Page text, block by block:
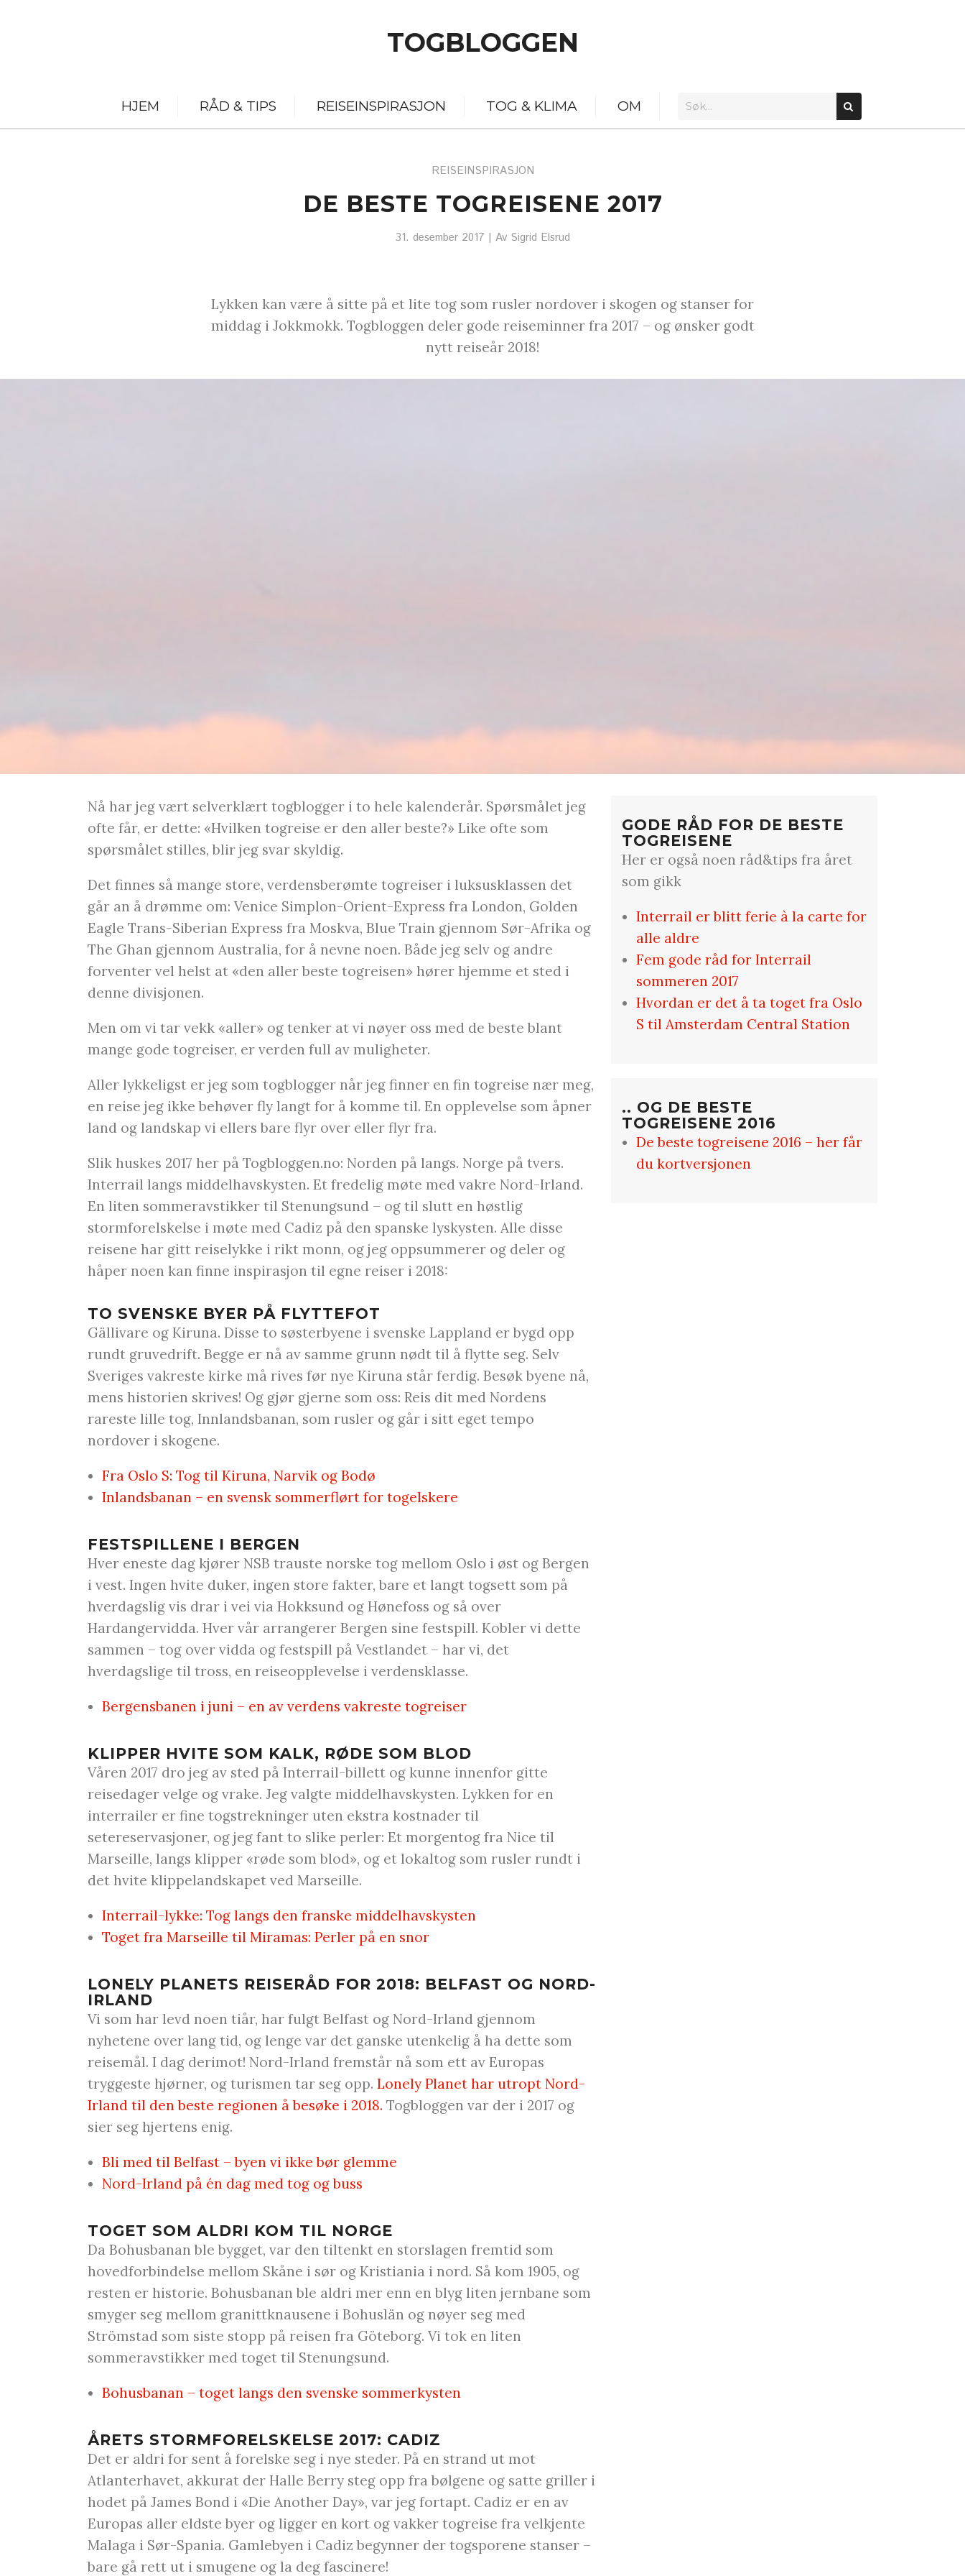
TOGBLOGGEN
HJEM RÅD & TIPS REISEINSPIRASJON TOG & KLIMA OM
REISEINSPIRASJON
DE BESTE TOGREISENE 2017
31. desember 2017 | Av Sigrid Elsrud
Lykken kan være å sitte på et lite tog som rusler nordover i skogen og stanser for
middag i Jokkmokk. Togbloggen deler gode reiseminner fra 2017 – og ønsker godt
nytt reiseår 2018!
Nå har jeg vært selverklært togblogger i to hele kalenderår. Spørsmålet jeg
ofte får, er dette: «Hvilken togreise er den aller beste?» Like ofte som
spørsmålet stilles, blir jeg svar skyldig.
Det finnes så mange store, verdensberømte togreiser i luksusklassen det
går an å drømme om: Venice Simplon-Orient-Express fra London, Golden
Eagle Trans-Siberian Express fra Moskva, Blue Train gjennom Sør-Afrika og
The Ghan gjennom Australia, for å nevne noen. Både jeg selv og andre
forventer vel helst at «den aller beste togreisen» hører hjemme et sted i
denne divisjonen.
Men om vi tar vekk «aller» og tenker at vi nøyer oss med de beste blant
mange gode togreiser, er verden full av muligheter.
Aller lykkeligst er jeg som togblogger når jeg finner en fin togreise nær meg,
en reise jeg ikke behøver fly langt for å komme til. En opplevelse som åpner
land og landskap vi ellers bare flyr over eller flyr fra.
Slik huskes 2017 her på Togbloggen.no: Norden på langs. Norge på tvers.
Interrail langs middelhavskysten. Et fredelig møte med vakre Nord-Irland.
En liten sommeravstikker til Stenungsund – og til slutt en høstlig
stormforelskelse i møte med Cadiz på den spanske lyskysten. Alle disse
reisene har gitt reiselykke i rikt monn, og jeg oppsummerer og deler og
håper noen kan finne inspirasjon til egne reiser i 2018:
TO SVENSKE BYER PÅ FLYTTEFOT
Gällivare og Kiruna. Disse to søsterbyene i svenske Lappland er bygd opp
rundt gruvedrift. Begge er nå av samme grunn nødt til å flytte seg. Selv
Sveriges vakreste kirke må rives før nye Kiruna står ferdig. Besøk byene nå,
mens historien skrives! Og gjør gjerne som oss: Reis dit med Nordens
rareste lille tog, Innlandsbanan, som rusler og går i sitt eget tempo
nordover i skogene.
Fra Oslo S: Tog til Kiruna, Narvik og Bodø
Inlandsbanan – en svensk sommerflørt for togelskere
FESTSPILLENE I BERGEN
Hver eneste dag kjører NSB trauste norske tog mellom Oslo i øst og Bergen
i vest. Ingen hvite duker, ingen store fakter, bare et langt togsett som på
hverdagslig vis drar i vei via Hokksund og Hønefoss og så over
Hardangervidda. Hver vår arrangerer Bergen sine festspill. Kobler vi dette
sammen – tog over vidda og festspill på Vestlandet – har vi, det
hverdagslige til tross, en reiseopplevelse i verdensklasse.
Bergensbanen i juni – en av verdens vakreste togreiser
KLIPPER HVITE SOM KALK, RØDE SOM BLOD
Våren 2017 dro jeg av sted på Interrail-billett og kunne innenfor gitte
reisedager velge og vrake. Jeg valgte middelhavskysten. Lykken for en
interrailer er fine togstrekninger uten ekstra kostnader til
setereservasjoner, og jeg fant to slike perler: Et morgentog fra Nice til
Marseille, langs klipper «røde som blod», og et lokaltog som rusler rundt i
det hvite klippelandskapet ved Marseille.
Interrail-lykke: Tog langs den franske middelhavskysten
Toget fra Marseille til Miramas: Perler på en snor
LONELY PLANETS REISERÅD FOR 2018: BELFAST OG NORD-
IRLAND
Vi som har levd noen tiår, har fulgt Belfast og Nord-Irland gjennom
nyhetene over lang tid, og lenge var det ganske utenkelig å ha dette som
reisemål. I dag derimot! Nord-Irland fremstår nå som ett av Europas
tryggeste hjørner, og turismen tar seg opp. Lonely Planet har utropt Nord-
Irland til den beste regionen å besøke i 2018. Togbloggen var der i 2017 og
sier seg hjertens enig.
Bli med til Belfast – byen vi ikke bør glemme
Nord-Irland på én dag med tog og buss
TOGET SOM ALDRI KOM TIL NORGE
Da Bohusbanan ble bygget, var den tiltenkt en storslagen fremtid som
hovedforbindelse mellom Skåne i sør og Kristiania i nord. Så kom 1905, og
resten er historie. Bohusbanan ble aldri mer enn en blyg liten jernbane som
smyger seg mellom granittknausene i Bohuslän og nøyer seg med
Strömstad som siste stopp på reisen fra Göteborg. Vi tok en liten
sommeravstikker med toget til Stenungsund.
Bohusbanan – toget langs den svenske sommerkysten
ÅRETS STORMFORELSKELSE 2017: CADIZ
Det er aldri for sent å forelske seg i nye steder. På en strand ut mot
Atlanterhavet, akkurat der Halle Berry steg opp fra bølgene og satte griller i
hodet på James Bond i «Die Another Day», var jeg fortapt. Cadiz er en av
Europas aller eldste byer og ligger en kort og vakker togreise fra velkjente
Malaga i Sør-Spania. Gamlebyen i Cadiz begynner der togsporene stanser –
bare gå rett ut i smugene og la deg fascinere!
GODE RÅD FOR DE BESTE
TOGREISENE
Her er også noen råd&tips fra året
som gikk
Interrail er blitt ferie à la carte for
alle aldre
Fem gode råd for Interrail
sommeren 2017
Hvordan er det å ta toget fra Oslo
S til Amsterdam Central Station
.. OG DE BESTE
TOGREISENE 2016
De beste togreisene 2016 – her får
du kortversjonen